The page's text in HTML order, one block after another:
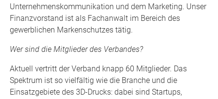
Unternehmenskommunikation und dem Marketing. Unser
Finanzvorstand ist als Fachanwalt im Bereich des
gewerblichen Markenschutzes tätig.
Wer sind die Mitglieder des Verbandes?
Aktuell vertritt der Verband knapp 60 Mitglieder. Das
Spektrum ist so vielfältig wie die Branche und die
Einsatzgebiete des 3D-Drucks: dabei sind Startups,